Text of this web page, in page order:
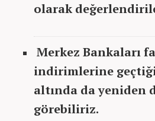
olarak
Merkez Bankaları
indirimlerine
altında da yeniden
görebiliriz.